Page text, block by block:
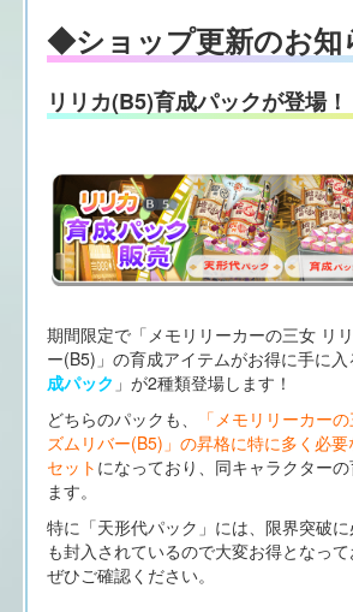
◆ショップ更新のお知
リリカ(B5)育成パックが登場！
期間限定で「メモリリーカーの三女 リ
ー(B5)」の育成アイテムがお得に手に入
成パック 」が2種類登場します！
どちらのパックも、
「メモリリーカー
ズムリバー(B5)」の昇格に特に多く必
セット になっており、同キャラクター
ます。
特に「天形代パック」には、限界突破
も封入されているので大変お得となって
ぜひご確認ください。